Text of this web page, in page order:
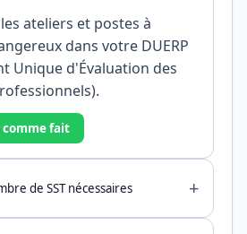
ateliers et postes à
dans votre DUERP
Unique d'Évaluation des
fait
de SST nécessaires +